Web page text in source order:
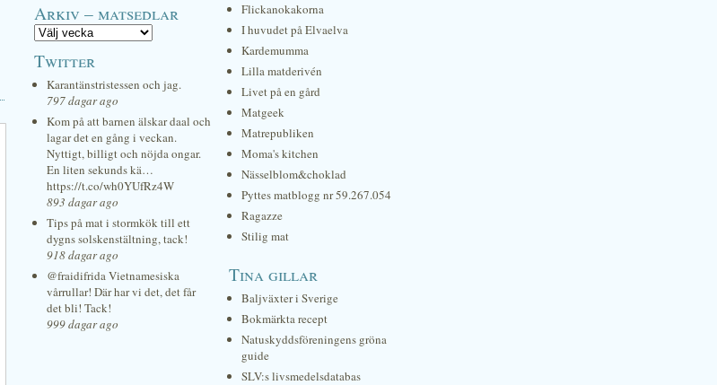
Arkiv – matsedlar
Twitter
Karantänstristessen och jag.
797 dagar ago
Kom på att barnen älskar daal och
lagar det en gång i veckan.
Nyttigt, billigt och nöjda ongar.
En liten sekunds kä…
https://t.co/wh0YUfRz4W
893 dagar ago
Tips på mat i stormkök till ett
dygns solskenstältning, tack!
918 dagar ago
@fraidifrida Vietnamesiska
vårrullar! Där har vi det, det får
det bli! Tack!
999 dagar ago
Flickanokakorna
I huvudet på Elvaelva
Kardemumma
Lilla matderivén
Livet på en gård
Matgeek
Matrepubliken
Moma's kitchen
Nässelblom&choklad
Pyttes matblogg nr 59.267.054
Ragazze
Stilig mat
Tina gillar
Baljväxter i Sverige
Bokmärkta recept
Natuskyddsföreningens gröna
guide
SLV:s livsmedelsdatabas